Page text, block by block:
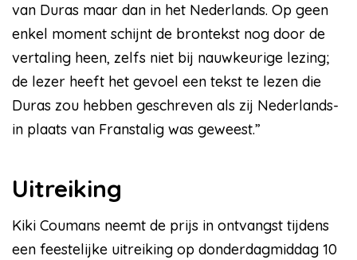
van Duras maar dan in het Nederlands. Op geen
enkel moment schijnt de brontekst nog door de
vertaling heen, zelfs niet bij nauwkeurige lezing;
de lezer heeft het gevoel een tekst te lezen die
Duras zou hebben geschreven als zij Nederlands-
in plaats van Franstalig was geweest.”
Uitreiking
Kiki Coumans neemt de prijs in ontvangst tijdens
een feestelijke uitreiking op donderdagmiddag 10